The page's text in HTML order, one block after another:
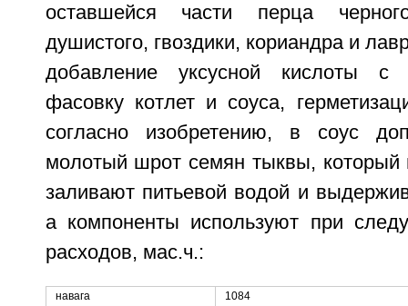
оставшейся части перца
душистого, гвоздики, кориандра и
добавление уксусной кислоты с
фасовку котлет и соуса,
согласно изобретению, в соус
молотый шрот семян тыквы,
заливают питьевой водой и
а компоненты используют при
расходов, мас.ч.:
навага
1084